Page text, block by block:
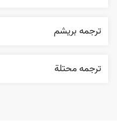
ترجمه بریشم
ترجمه محتلة